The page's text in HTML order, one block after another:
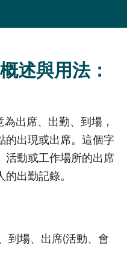
述與用法：
出席、出勤、到場，
的出現或出席。這個字
活動或工作場所的出席
出勤記錄。
到場、出席(活動、會